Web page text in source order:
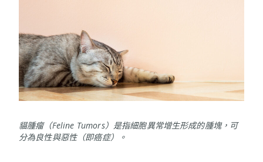
貓腫瘤（Feline Tumors）是指細胞異常增生形成的腫塊，可
分為良性與惡性（即癌症）。